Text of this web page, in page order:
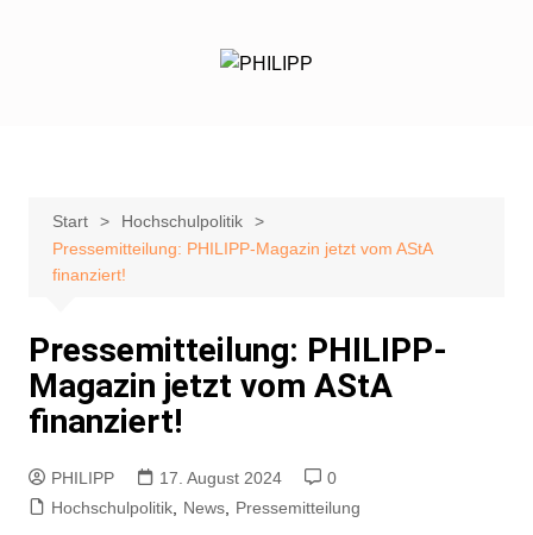
Start
Hochschulpolitik
Pressemitteilung: PHILIPP-Magazin jetzt vom AStA
finanziert!
Pressemitteilung: PHILIPP-
Magazin jetzt vom AStA
finanziert!
PHILIPP 17. August 2024
0
Hochschulpolitik, News, Pressemitteilung